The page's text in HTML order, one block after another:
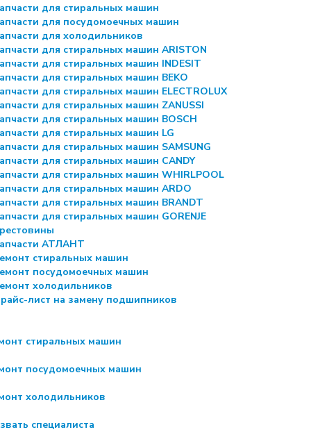
для стиральных машин
для посудомоечных машин
для холодильников
для стиральных машин ARISTON
для стиральных машин INDESIT
для стиральных машин BEKO
для стиральных машин ELECTROLUX
для стиральных машин ZANUSSI
для стиральных машин BOSCH
для стиральных машин LG
для стиральных машин SAMSUNG
для стиральных машин CANDY
для стиральных машин WHIRLPOOL
для стиральных машин ARDO
для стиральных машин BRANDT
для стиральных машин GORENJE
АТЛАНТ
стиральных машин
посудомоечных машин
холодильников
лист на замену подшипников
стиральных машин
посудомоечных машин
холодильников
специалиста